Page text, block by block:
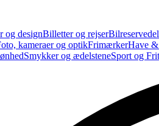
og designBilletter og rejser
kameraer og optikFrimærkerHave
Smykker og ædelsteneSport og